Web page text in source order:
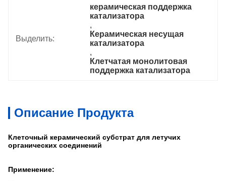
Выделить:
керамическая поддержка
катализатора
,
Керамическая несущая
катализатора
,
Клетчатая монолитовая
поддержка катализатора
Описание Продукта
Клеточный керамический субстрат для летучих
органических соединений
Применение: